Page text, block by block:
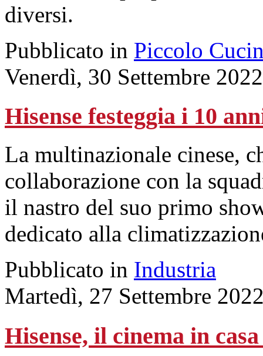
diversi.
Pubblicato in Piccolo
Venerdì, 30 Settembre
Hisense festeggia i 10
La multinazionale cinese,
collaborazione con la
il nastro del suo primo
dedicato alla
Pubblicato in Industria
Martedì, 27 Settembre
Hisense, il cinema in